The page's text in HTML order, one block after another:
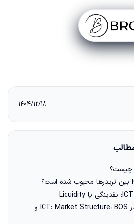
1404/12/18
ساختار بازار در ICT: Market Structure، BOS و